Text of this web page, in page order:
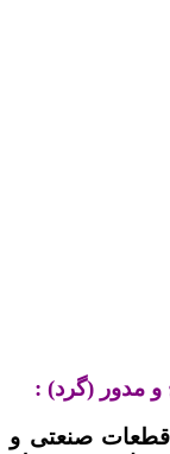
مدور (گرد) :
قطعات صنعتی و